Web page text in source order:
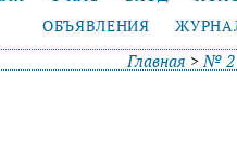
ОБЪЯВЛЕНИЯ
Главная >№ 2